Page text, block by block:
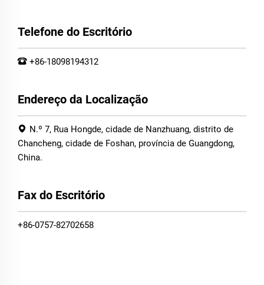
Telefone do Escritório
+86-18098194312
Endereço da Localização
N.º 7, Rua Hongde, cidade de Nanzhuang, distrito de
Chancheng, cidade de Foshan, província de Guangdong,
China.
Fax do Escritório
+86-0757-82702658